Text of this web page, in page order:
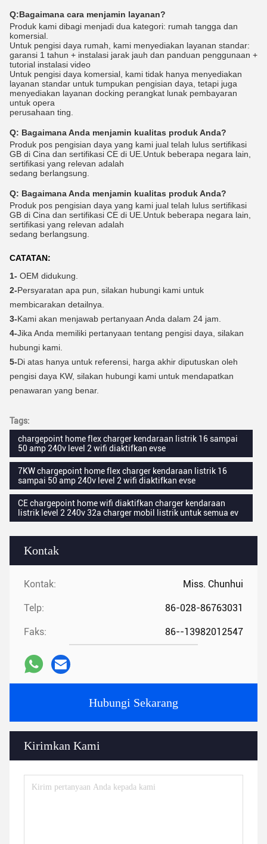
Kontak
Kontak: Miss. Chunhui
Telp: 86-028-86763031
Faks: 86--13982012547
Hubungi Sekarang
Kirimkan Kami
Q:Bagaimana cara menjamin layanan?
Produk kami dibagi menjadi dua kategori: rumah tangga dan
komersial.
Untuk pengisi daya rumah, kami menyediakan layanan standar:
garansi 1 tahun + instalasi jarak jauh dan panduan penggunaan +
tutorial instalasi video
Untuk pengisi daya komersial, kami tidak hanya menyediakan
layanan standar untuk tumpukan pengisian daya, tetapi juga
menyediakan layanan docking perangkat lunak pembayaran
untuk opera
perusahaan ting.
Q: Bagaimana Anda menjamin kualitas produk Anda?
Produk pos pengisian daya yang kami jual telah lulus sertifikasi
GB di Cina dan sertifikasi CE di UE.Untuk beberapa negara lain,
sertifikasi yang relevan adalah
sedang berlangsung.
Q: Bagaimana Anda menjamin kualitas produk Anda?
Produk pos pengisian daya yang kami jual telah lulus sertifikasi
GB di Cina dan sertifikasi CE di UE.Untuk beberapa negara lain,
sertifikasi yang relevan adalah
sedang berlangsung.
CATATAN:
1- OEM didukung.
2-Persyaratan apa pun, silakan hubungi kami untuk
membicarakan detailnya.
3-Kami akan menjawab pertanyaan Anda dalam 24 jam.
4-Jika Anda memiliki pertanyaan tentang pengisi daya, silakan
hubungi kami.
5-Di atas hanya untuk referensi, harga akhir diputuskan oleh
pengisi daya KW, silakan hubungi kami untuk mendapatkan
penawaran yang benar.
Tags:
chargepoint home flex charger kendaraan listrik 16 sampai
50 amp 240v level 2 wifi diaktifkan evse
7KW chargepoint home flex charger kendaraan listrik 16
sampai 50 amp 240v level 2 wifi diaktifkan evse
CE chargepoint home wifi diaktifkan charger kendaraan
listrik level 2 240v 32a charger mobil listrik untuk semua ev